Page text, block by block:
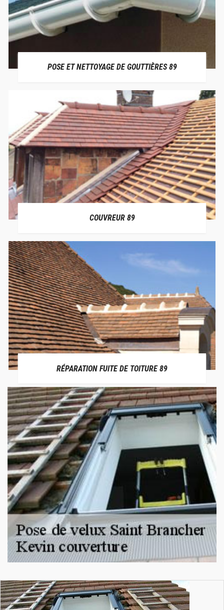
POSE ET NETTOYAGE DE GOUTTIÈRES 89
COUVREUR 89
RÉPARATION FUITE DE TOITURE 89